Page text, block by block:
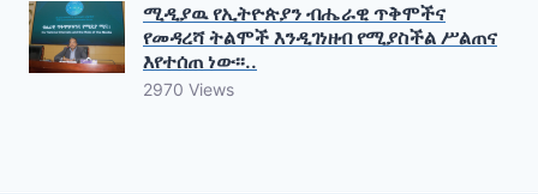
ሚዲያዉ የኢትዮጵያን ብሔራዊ ጥቅሞችና
የመዳረሻ ትልሞች እንዲገነዘብ የሚያስችል ሥልጠና
እየተሰጠ ነው፡፡..
2970 Views